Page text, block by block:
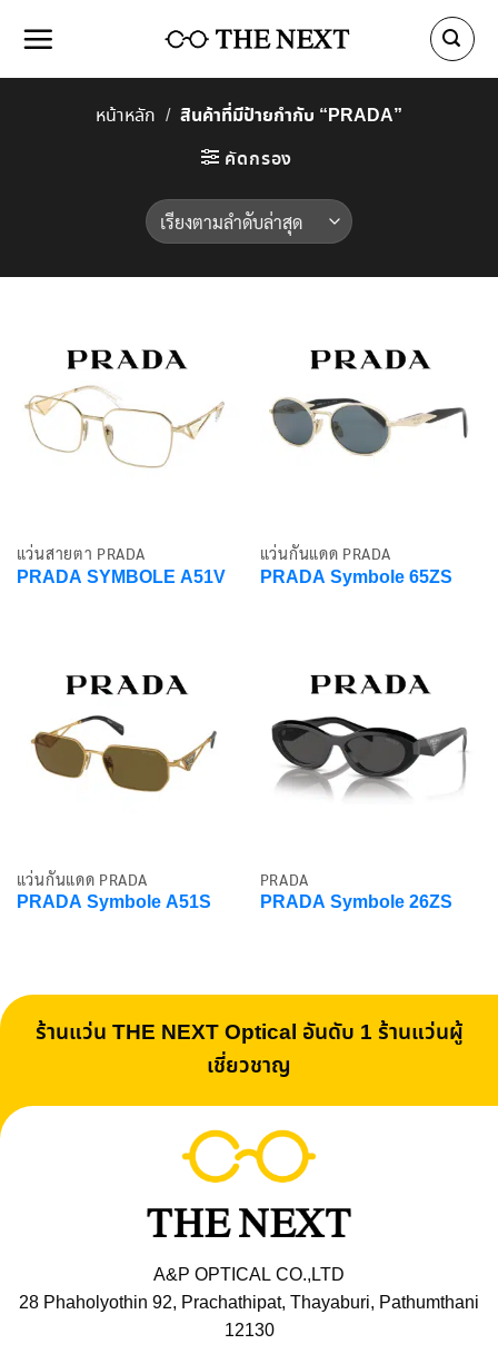
หน้าหลัก / สินค้าที่มีป้ายกำกับ “PRADA”
คัดกรอง
แว่นสายตา PRADA
PRADA SYMBOLE A51V
แว่นกันแดด PRADA
PRADA Symbole 65ZS
แว่นกันแดด PRADA
PRADA Symbole A51S
PRADA
PRADA Symbole 26ZS
ร้านแว่น THE NEXT Optical อันดับ 1 ร้านแว่นผู้
เชี่ยวชาญ
A&P OPTICAL CO.,LTD
28 Phaholyothin 92, Prachathipat, Thayaburi, Pathumthani
12130